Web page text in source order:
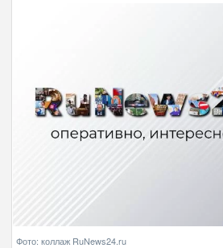
Фото: коллаж RuNews24.ru